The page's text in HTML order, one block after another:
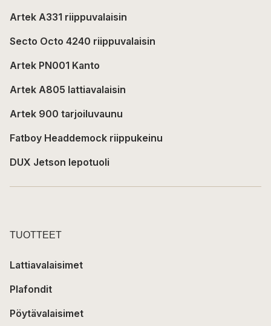
Artek A331 riippuvalaisin
Secto Octo 4240 riippuvalaisin
Artek PN001 Kanto
Artek A805 lattiavalaisin
Artek 900 tarjoiluvaunu
Fatboy Headdemock riippukeinu
DUX Jetson lepotuoli
TUOTTEET
Lattiavalaisimet
Plafondit
Pöytävalaisimet